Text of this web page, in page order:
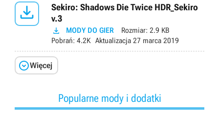

Sekiro: Shadows Die Twice HDR_Sekiro
v.3
 MODY DO GIER Rozmiar: 2.9 KB
Pobrań: 4.2K Aktualizacja 27 marca 2019
Więcej
Popularne mody i dodatki